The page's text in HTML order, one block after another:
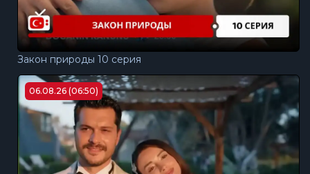
Закон природы 10 серия
06.08.26 (06:50)